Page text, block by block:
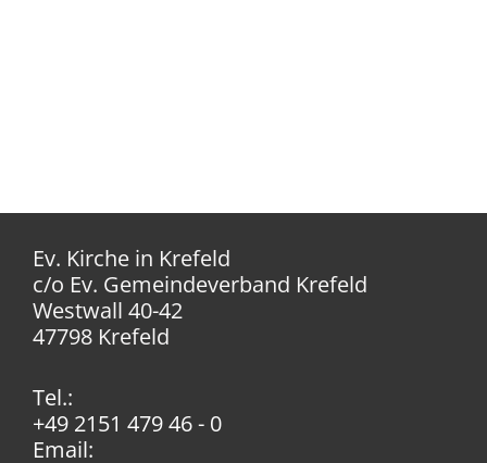
Ev. Kirche in Krefeld
c/o Ev. Gemeindeverband Krefeld
Westwall 40-42
47798 Krefeld
Tel.:
+49 2151 479 46 - 0
Email: